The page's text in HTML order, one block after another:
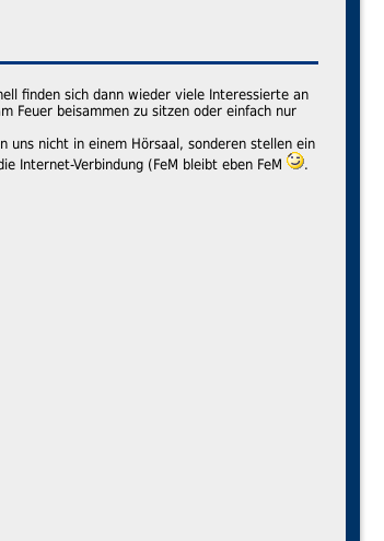
finden sich dann wieder viele Interessierte an
Feuer beisammen zu sitzen oder einfach nur
uns nicht in einem Hörsaal, sonderen stellen ein
Internet-Verbindung (FeM bleibt eben FeM
.